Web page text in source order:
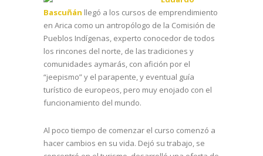
Bascuñán llegó a los cursos de emprendimiento
en Arica como un antropólogo de la Comisión de
Pueblos Indígenas, experto conocedor de todos
los rincones del norte, de las tradiciones y
comunidades aymarás, con afición por el
“jeepismo” y el parapente, y eventual guía
turístico de europeos, pero muy enojado con el
funcionamiento del mundo.
Al poco tiempo de comenzar el curso comenzó a
hacer cambios en su vida. Dejó su trabajo, se